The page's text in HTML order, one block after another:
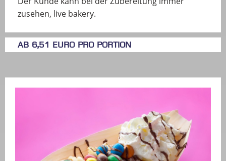
zusehen, live bakery.
ab 6,51 Euro pro Portion